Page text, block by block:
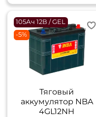
105Ач 12В / GEL
-5%
Тяговый
аккумулятор NBA
4GL12NH